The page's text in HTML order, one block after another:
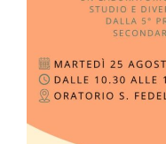
Oppure Vi
9.30 alle 11
dove potrete
“La madona de la nèv,
un, dü, tri …”